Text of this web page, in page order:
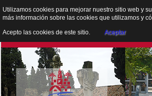
Utilizamos cookies para mejorar nuestro sitio web y
más información sobre las cookies que utilizamos y
Acepto las cookies de este sitio. Aceptar